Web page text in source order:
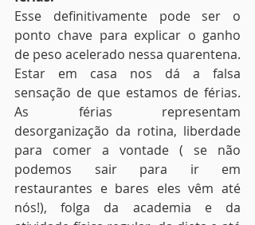
Esse definitivamente pode ser o
ponto chave para explicar o ganho
de peso acelerado nessa quarentena.
Estar em casa nos dá a falsa
sensação de que estamos de férias.
As férias representam
desorganização da rotina, liberdade
para comer a vontade ( se não
podemos sair para ir em
restaurantes e bares eles vêm até
nós!), folga da academia e da